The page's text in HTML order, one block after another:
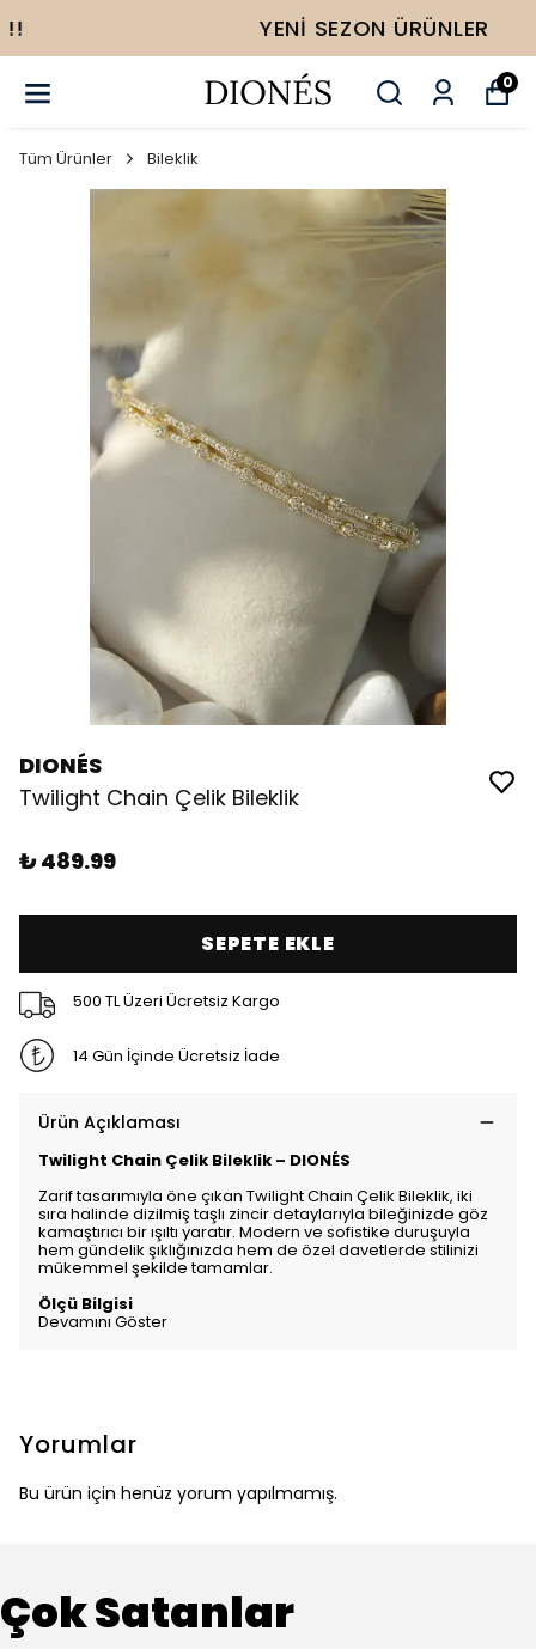
YENI SEZON ÜRÜNLER
0
Tüm Ürünler Bileklik
DIONÉS
Twilight Chain Çelik Bileklik
₺ 489.99
SEPETE EKLE
500 TL Üzeri Ücretsiz Kargo
14 Gün İçinde Ücretsiz İade
Ürün Açıklaması
Twilight Chain Çelik Bileklik – DIONÉS
Zarif tasarımıyla öne çıkan Twilight Chain Çelik Bileklik, iki
sıra halinde dizilmiş taşlı zincir detaylarıyla bileğinizde göz
kamaştırıcı bir ışıltı yaratır. Modern ve sofistike duruşuyla
hem gündelik şıklığınızda hem de özel davetlerde stilinizi
mükemmel şekilde tamamlar.
Ölçü Bilgisi
Devamını Göster
Yorumlar
Bu ürün için henüz yorum yapılmamış.
Çok Satanlar